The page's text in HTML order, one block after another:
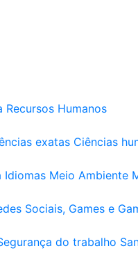
Recursos Humanos
exatas Ciências
Idiomas Meio Ambiente
Sociais, Games e
do trabalho